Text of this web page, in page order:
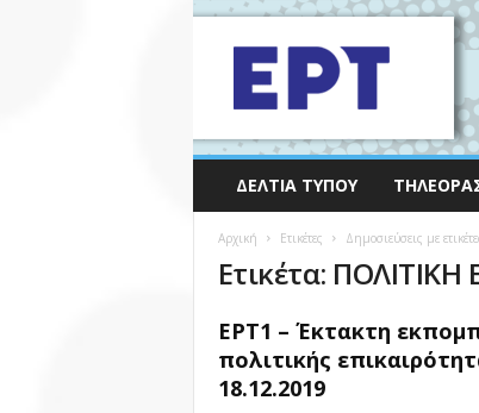
ΔΕΛΤΊΑ ΤΎΠΟΥ
Αρχική Ετικέτες Δημοσιεύσεις με
Ετικέτα:
ΕΡΤ1 – Έκτακτη
πολιτικής
18.12.2019